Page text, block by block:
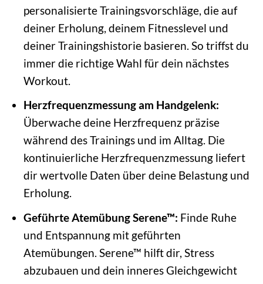
personalisierte Trainingsvorschläge, die auf
deiner Erholung, deinem Fitnesslevel und
deiner Trainingshistorie basieren. So triffst du
immer die richtige Wahl für dein nächstes
Workout.
Herzfrequenzmessung am Handgelenk:
Überwache deine Herzfrequenz präzise
während des Trainings und im Alltag. Die
kontinuierliche Herzfrequenzmessung liefert
dir wertvolle Daten über deine Belastung und
Erholung.
Geführte Atemübung Serene™: Finde Ruhe
und Entspannung mit geführten
Atemübungen. Serene™ hilft dir, Stress
abzubauen und dein inneres Gleichgewicht